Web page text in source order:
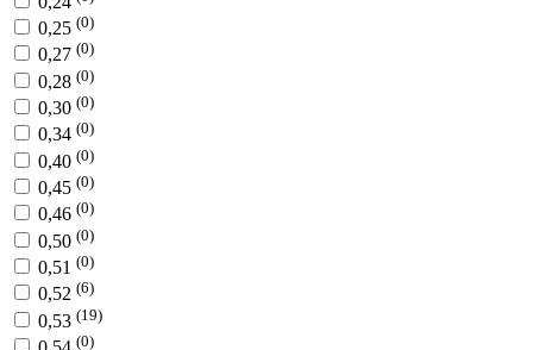
0,25 (0)
0,27 (0)
0,28 (0)
0,30 (0)
0,34 (0)
0,40 (0)
0,45 (0)
0,46 (0)
0,50 (0)
0,51 (0)
0,52 (6)
0,53 (19)
(0)